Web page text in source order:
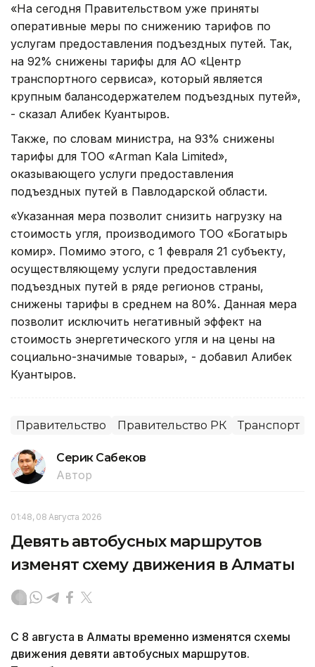
«На сегодня Правительством уже приняты
оперативные меры по снижению тарифов по
услугам предоставления подъездных путей. Так,
на 92% снижены тарифы для АО «Центр
транспортного сервиса», который является
крупным балансодержателем подъездных путей»,
- сказал Алибек Куантыров.
Также, по словам министра, на 93% снижены
тарифы для ТОО «Arman Kala Limited»,
оказывающего услуги предоставления
подъездных путей в Павлодарской области.
«Указанная мера позволит снизить нагрузку на
стоимость угля, производимого ТОО «Богатырь
комир». Помимо этого, с 1 февраля 21 субъекту,
осуществляющему услуги предоставления
подъездных путей в ряде регионов страны,
снижены тарифы в среднем на 80%. Данная мера
позволит исключить негативный эффект на
стоимость энергетического угля и на цены на
социально-значимые товары», - добавил Алибек
Куантыров.
Правительство Правительство РК Транспорт
Серик Сабеков
Автор
01:48, 08 Августа 2026
Девять автобусных маршрутов
изменят схему движения в Алматы
С 8 августа в Алматы временно изменятся схемы
движения девяти автобусных маршрутов.